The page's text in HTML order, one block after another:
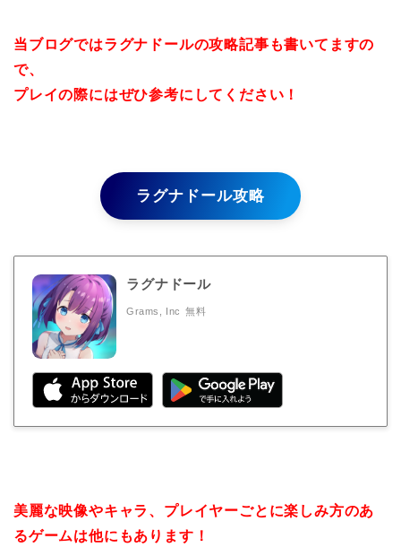
当ブログではラグナドールの攻略記事も書いてますの
で、
プレイの際にはぜひ参考にしてください！
ラグナドール攻略
ラグナドール
Grams, Inc 無料
美麗な映像やキャラ、プレイヤーごとに楽しみ方のあ
るゲームは他にもあります！